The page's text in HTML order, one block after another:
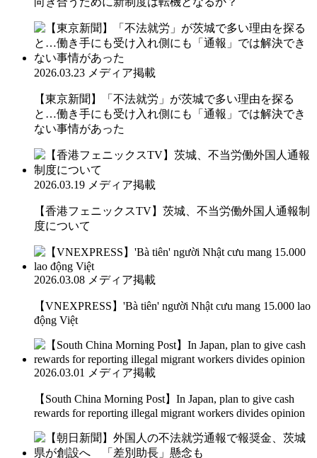
2026.03.23 メディア掲載
【東京新聞】「不法就労」が茨城で多い理由を探る
と…働き手にも受け入れ側にも「通報」では解決でき
ない事情があった
2026.03.19 メディア掲載
【香港フェニックスTV】茨城、不当労働外国人通報制
度について
2026.03.08 メディア掲載
【VNEXPRESS】'Bà tiên' người Nhật cưu mang 15.000 lao
động Việt
2026.03.01 メディア掲載
【South China Morning Post】In Japan, plan to give cash
rewards for reporting illegal migrant workers divides opinion